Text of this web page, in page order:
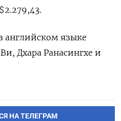
английском языке
Дхара Ранасингхе и
НА ТЕЛЕГРАМ